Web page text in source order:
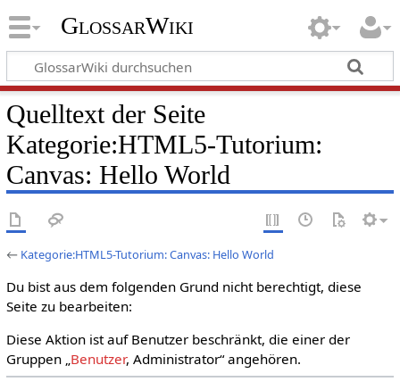
GlossarWiki
Quelltext der Seite
Kategorie:HTML5-Tutorium:
Canvas: Hello World
← Kategorie:HTML5-Tutorium: Canvas: Hello World
Du bist aus dem folgenden Grund nicht berechtigt, diese
Seite zu bearbeiten:
Diese Aktion ist auf Benutzer beschränkt, die einer der
Gruppen „Benutzer, Administrator“ angehören.